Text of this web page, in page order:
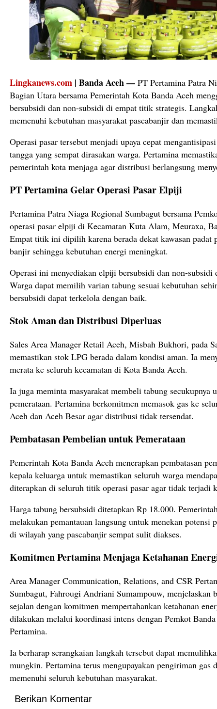
Lingkanews.com | Banda Aceh — PT Pertamina Patra
Bagian Utara bersama Pemerintah Kota Banda Aceh
bersubsidi dan non-subsidi di empat titik strategis.
memenuhi kebutuhan masyarakat pascabanjir dan
Operasi pasar tersebut menjadi upaya cepat
tangga yang sempat dirasakan warga. Pertamina
pemerintah kota menjaga agar distribusi berlangsung
PT Pertamina Gelar Operasi Pasar Elpiji
Pertamina Patra Niaga Regional Sumbagut bersama
operasi pasar elpiji di Kecamatan Kuta Alam, Meuraxa,
Empat titik ini dipilih karena berada dekat kawasan padat
banjir sehingga kebutuhan energi meningkat.
Operasi ini menyediakan elpiji bersubsidi dan non-subsidi
Warga dapat memilih varian tabung sesuai kebutuhan
bersubsidi dapat terkelola dengan baik.
Stok Aman dan Distribusi Diperluas
Sales Area Manager Retail Aceh, Misbah Bukhori, pada
memastikan stok LPG berada dalam kondisi aman. Ia
merata ke seluruh kecamatan di Kota Banda Aceh.
Ia juga meminta masyarakat membeli tabung secukupnya
pemerataan. Pertamina berkomitmen memasok gas ke
Aceh dan Aceh Besar agar distribusi tidak tersendat.
Pembatasan Pembelian untuk Pemerataan
Pemerintah Kota Banda Aceh menerapkan pembatasan
kepala keluarga untuk memastikan seluruh warga
diterapkan di seluruh titik operasi pasar agar tidak terjadi
Harga tabung bersubsidi ditetapkan Rp 18.000.
melakukan pemantauan langsung untuk menekan potensi
di wilayah yang pascabanjir sempat sulit diakses.
Komitmen Pertamina Menjaga Ketahanan
Area Manager Communication, Relations, and CSR
Sumbagut, Fahrougi Andriani Sumampouw, menjelaskan
sejalan dengan komitmen mempertahankan ketahanan
dilakukan melalui koordinasi intens dengan Pemkot
Pertamina.
Ia berharap serangkaian langkah tersebut dapat
mungkin. Pertamina terus mengupayakan pengiriman gas
memenuhi seluruh kebutuhan masyarakat.
Berikan Komentar